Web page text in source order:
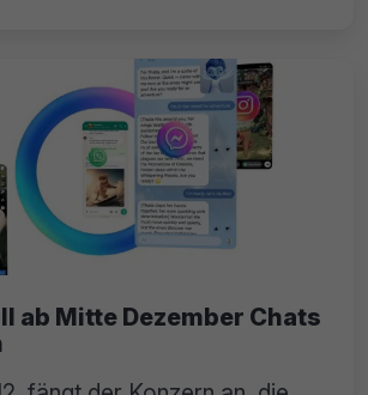
ab Mitte Dezember Chats